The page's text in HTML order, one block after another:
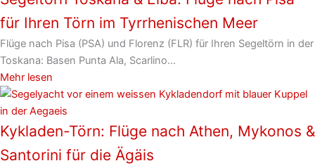
für Ihren Törn im Tyrrhenischen Meer
Flüge nach Pisa (PSA) und Florenz (FLR) für Ihren Segeltörn in der
Toskana: Basen Punta Ala, Scarlino...
Mehr lesen
Kykladen-Törn: Flüge nach Athen, Mykonos &
Santorini für die Ägäis